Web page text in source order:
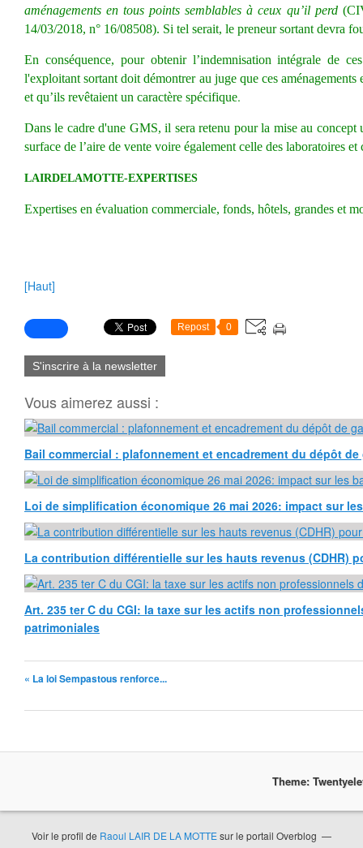
aménagements en tous points semblables à ceux qu’il perd
14/03/2018, n° 16/08508). Si tel serait, le preneur sortant devra
En conséquence, pour obtenir l’indemnisation intégrale de
l'exploitant sortant doit démontrer au juge que ces
et qu’ils revêtaient un caractère spécifique.
Dans le cadre d'une GMS, il sera retenu pour la mise au
surface de l’aire de vente voire également celle des laboratoires et
LAIRDELAMOTTE-EXPERTISES
Expertises en évaluation commerciale, fonds, hôtels, grandes et
[Haut]
Repost 0
S'inscrire à la newsletter
Vous aimerez aussi :
Bail commercial : plafonnement et encadrement du dépôt de
Loi de simplification économique 26 mai 2026: impact sur
La contribution différentielle sur les hauts revenus (CDHR)
Art. 235 ter C du CGI: la taxe sur les actifs non
patrimoniales
« La loi Sempastous renforce...
Theme:
Voir le profil de Raoul LAIR DE LA MOTTEsur le portail Overblog